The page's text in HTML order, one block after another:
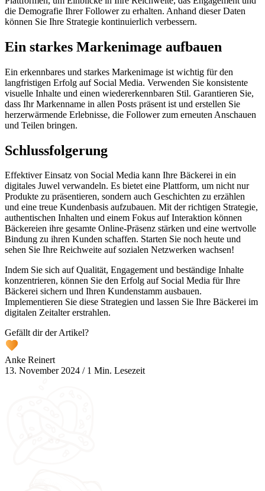
die Demografie Ihrer Follower zu erhalten. Anhand dieser Daten
können Sie Ihre Strategie kontinuierlich verbessern.
Ein starkes Markenimage aufbauen
Ein erkennbares und starkes Markenimage ist wichtig für den
langfristigen Erfolg auf Social Media. Verwenden Sie konsistente
visuelle Inhalte und einen wiedererkennbaren Stil. Garantieren Sie,
dass Ihr Markenname in allen Posts präsent ist und erstellen Sie
herzerwärmende Erlebnisse, die Follower zum erneuten Anschauen
und Teilen bringen.
Schlussfolgerung
Effektiver Einsatz von Social Media kann Ihre Bäckerei in ein
digitales Juwel verwandeln. Es bietet eine Plattform, um nicht nur
Produkte zu präsentieren, sondern auch Geschichten zu erzählen
und eine treue Kundenbasis aufzubauen. Mit der richtigen Strategie,
authentischen Inhalten und einem Fokus auf Interaktion können
Bäckereien ihre gesamte Online-Präsenz stärken und eine wertvolle
Bindung zu ihren Kunden schaffen. Starten Sie noch heute und
sehen Sie Ihre Reichweite auf sozialen Netzwerken wachsen!
Indem Sie sich auf Qualität, Engagement und beständige Inhalte
konzentrieren, können Sie den Erfolg auf Social Media für Ihre
Bäckerei sichern und Ihren Kundenstamm ausbauen.
Implementieren Sie diese Strategien und lassen Sie Ihre Bäckerei im
digitalen Zeitalter erstrahlen.
Gefällt dir der Artikel?
Anke Reinert
13. November 2024 /1 Min. Lesezeit